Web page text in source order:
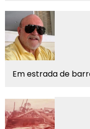
Em estrada de